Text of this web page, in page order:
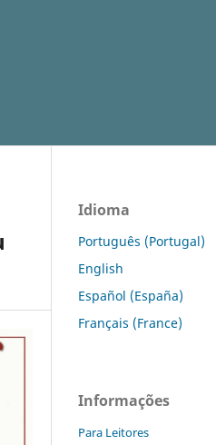
Idioma
Português (Portugal)
English
Español (España)
Français (France)
Informações
Para Leitores